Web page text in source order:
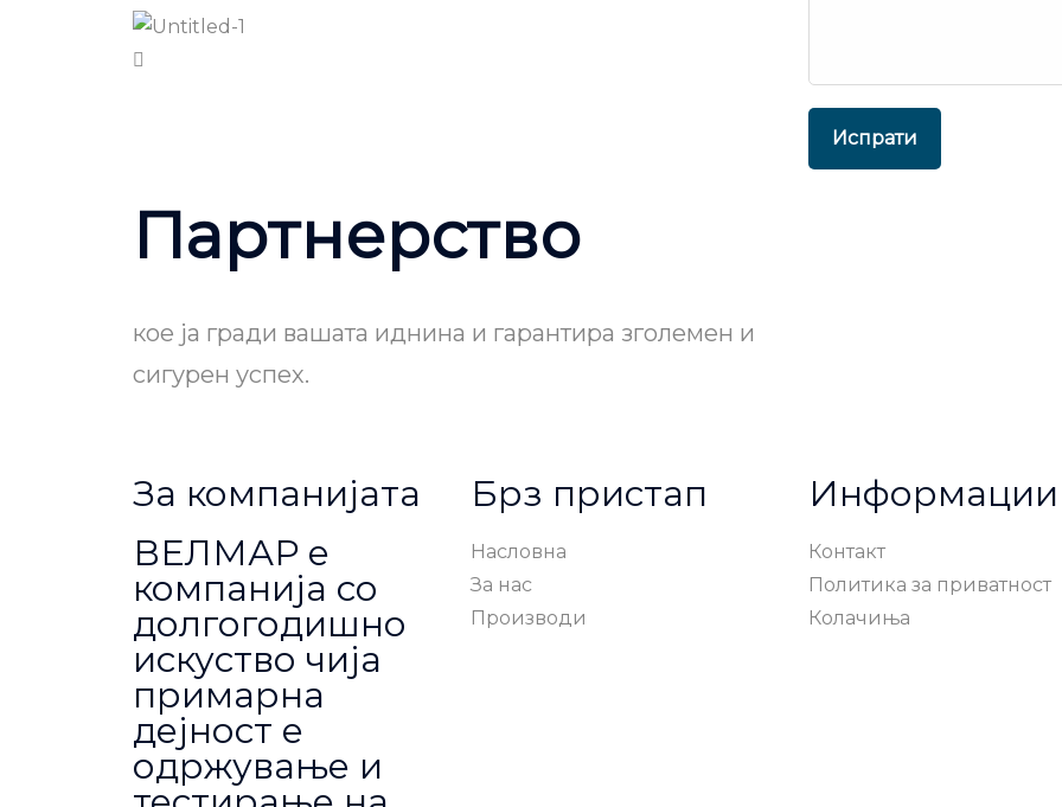
Испрати
Партнерство
кое ја гради вашата иднина и гарантира зголемен и
сигурен успех.
За компанијата
ВЕЛМАР е
компанија со
долгогодишно
искуство чија
примарна
дејност е
одржување и
Брз пристап
Насловна
За нас
Производи
Информации
Контакт
Политика за приватност
Колачиња